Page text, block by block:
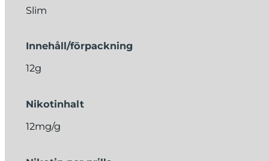
Slim
Innehåll/förpackning
12g
Nikotinhalt
12mg/g